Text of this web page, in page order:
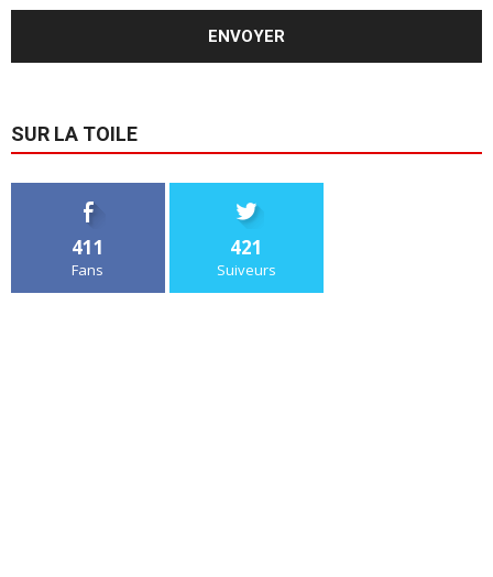
SUR LA TOILE
411
Fans
421
Suiveurs